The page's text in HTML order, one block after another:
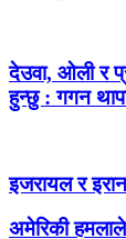
देउवा, ओली र
हुन्छु : गगन
इजरायल र
अमेरिकी